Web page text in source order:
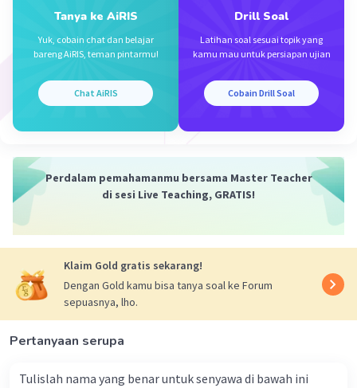
Iklan
Tanya ke AiRIS
Yuk, cobain chat dan belajar
bareng AiRIS, teman pintarmu!
Chat AiRIS
Drill Soal
Latihan soal sesuai topik yang
kamu mau untuk persiapan ujian
Cobain Drill Soal
Perdalam pemahamanmu bersama Master Teacher
di sesi Live Teaching, GRATIS!
Klaim Gold gratis sekarang!
Dengan Gold kamu bisa tanya soal ke Forum
sepuasnya, lho.
Pertanyaan serupa
Tulislah nama yang benar untuk senyawa di bawah ini